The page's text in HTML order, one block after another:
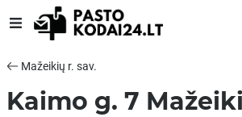
Mažeikių r. sav.
Kaimo g. 7